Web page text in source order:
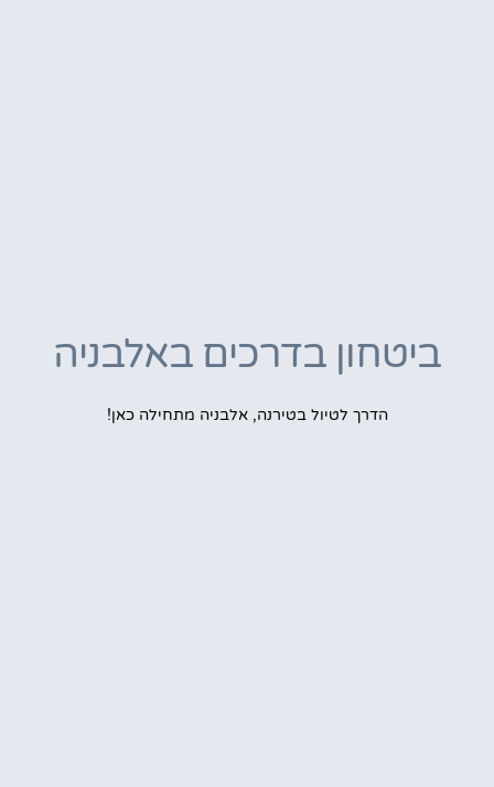
ביטחון בדרכים באלבניה
הדרך לטיול בטירנה, אלבניה מתחילה כאן!